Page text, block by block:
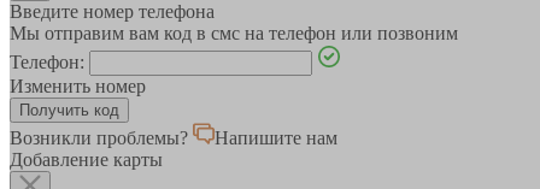
Введите номер телефона
Мы отправим вам код в смс на телефон или позвоним
Телефон:
Изменить номер
Возникли проблемы?
Напишите нам
Добавление карты